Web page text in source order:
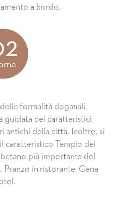
a bordo.
formalità doganali,
guidata dei caratteristici
antichi della città. Inoltre, si
caratteristico Tempio dei
più importante del
Pranzo in ristorante. Cena